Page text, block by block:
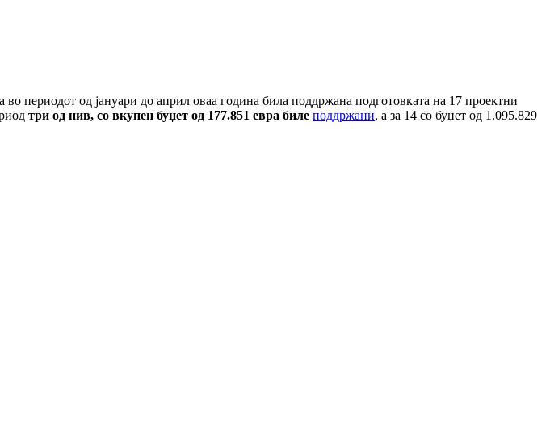
во периодот од јануари до април оваа година била поддржана подготовката на 17 проектни
три од нив, со вкупен буџет од 177.851 евра биле поддржани, а за 14 со буџет од 1.095.829